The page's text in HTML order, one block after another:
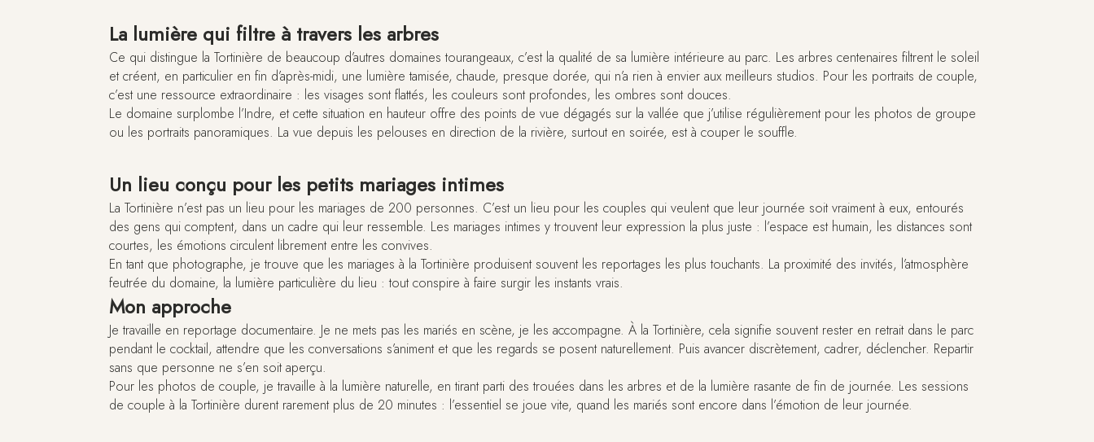
La lumière qui filtre à travers les arbres
Ce qui distingue la Tortinière de beaucoup d’autres domaines tourangeaux, c’est la qualité de sa lumière intérieure au parc. Les arbres centenaires filtrent le soleil
et créent, en particulier en fin d’après-midi, une lumière tamisée, chaude, presque dorée, qui n’a rien à envier aux meilleurs studios. Pour les portraits de couple,
c’est une ressource extraordinaire : les visages sont flattés, les couleurs sont profondes, les ombres sont douces.
Le domaine surplombe l’Indre, et cette situation en hauteur offre des points de vue dégagés sur la vallée que j’utilise régulièrement pour les photos de groupe
ou les portraits panoramiques. La vue depuis les pelouses en direction de la rivière, surtout en soirée, est à couper le souffle.
Un lieu conçu pour les petits mariages intimes
La Tortinière n’est pas un lieu pour les mariages de 200 personnes. C’est un lieu pour les couples qui veulent que leur journée soit vraiment à eux, entourés
des gens qui comptent, dans un cadre qui leur ressemble. Les mariages intimes y trouvent leur expression la plus juste : l’espace est humain, les distances sont
courtes, les émotions circulent librement entre les convives.
En tant que photographe, je trouve que les mariages à la Tortinière produisent souvent les reportages les plus touchants. La proximité des invités, l’atmosphère
feutrée du domaine, la lumière particulière du lieu : tout conspire à faire surgir les instants vrais.
Mon approche
Je travaille en reportage documentaire. Je ne mets pas les mariés en scène, je les accompagne. À la Tortinière, cela signifie souvent rester en retrait dans le parc
pendant le cocktail, attendre que les conversations s’animent et que les regards se posent naturellement. Puis avancer discrètement, cadrer, déclencher. Repartir
sans que personne ne s’en soit aperçu.
Pour les photos de couple, je travaille à la lumière naturelle, en tirant parti des trouées dans les arbres et de la lumière rasante de fin de journée. Les sessions
de couple à la Tortinière durent rarement plus de 20 minutes : l’essentiel se joue vite, quand les mariés sont encore dans l’émotion de leur journée.